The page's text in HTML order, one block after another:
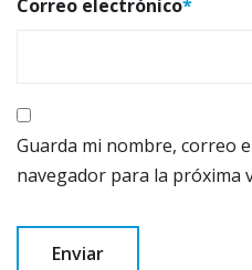
Correo electrónico*
Guarda mi nombre, correo
navegador para la próxima